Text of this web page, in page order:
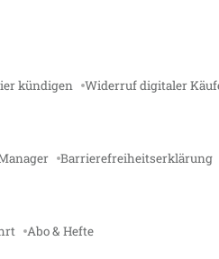
kündigen Widerruf digitaler
Barrierefreiheitserklärung
Abo & Hefte